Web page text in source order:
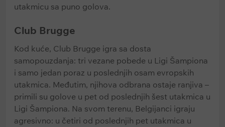
utakmicu sa puno golova.
Club Brugge
Kod kuće, Club Brugge igra sa dosta
samopouzdanja: tri vezane pobede u Ligi Šampiona
i samo jedan poraz u poslednjih osam evropskih
utakmica. Međutim, njihova odbrana ostaje ranjiva –
primili su golove u pet od poslednjih šest utakmica u
Ligi Šampiona. Na svom terenu, Belgijanci igraju
agresivno: u četiri od poslednjih pet utakmica u